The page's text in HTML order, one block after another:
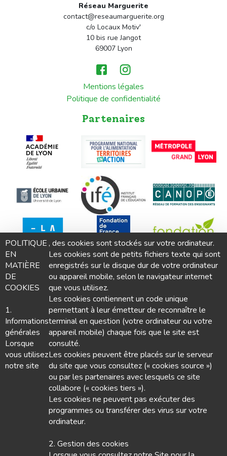
POLITIQUE
EN
MATIÈRE
DE
COOKIES
1.
Informations
générales
Lorsque
vous utilisez
notre site
, des cookies sont stockés sur votre ordinateur.
Les cookies sont de petits fichiers texte qui sont
enregistrés sur le disque dur de votre ordinateur
ou appareil mobile, selon le navigateur internet
que vous utilisez.
Les cookies contiennent un code unique
permettant à leur émetteur de reconnaître le
terminal en question (votre ordinateur ou votre
appareil mobile) chaque fois que le site est
consulté.
Les cookies peuvent être placés sur le serveur
du site que vous consultez (« cookies source »)
ou par les partenaires avec lesquels ce site
collabore (« cookies tiers »).
Les cookies ne peuvent pas exécuter des
programmes ou transférer des virus sur votre
ordinateur.
2. Gestion des cookies
Réseau Marguerite
contact@reseaumarguerite.org
c/o Locaux Motiv'
10 bis rue Jangot
69007 Lyon
Mentions légales
Politique de confidentialité
Partenaires